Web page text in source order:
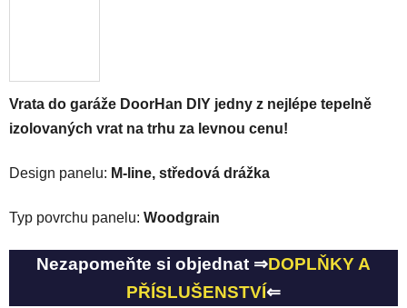
Vrata do garáže DoorHan DIY jedny z nejlépe tepelně
izolovaných vrat na trhu za levnou cenu!
Design panelu: M-line, středová drážka
Typ povrchu panelu: Woodgrain
Nezapomeňte si objednat ⇒DOPLŇKY A
PŘÍSLUŠENSTVÍ⇐